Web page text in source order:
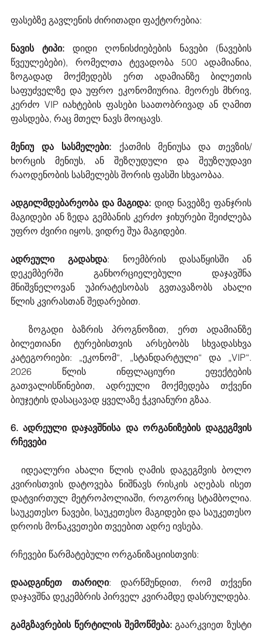
ფასებზე გავლენის ძირითადი ფაქტორებია:
ნავის ტიპი: დიდი ღონისძიებების ნავები (ნავების
წვეულებები), რომელთა ტევადობა 500 ადამიანია,
ზოგადად მოქმედებს ერთ ადამიანზე ბილეთის
საფუძველზე და უფრო ეკონომიურია. მეორეს მხრივ,
კერძო VIP იახტების ფასები საათობრივად ან ღამით
ფასდება, რაც მთელ ნავს მოიცავს.
მენიუ და სასმელები: ქათმის მენიუსა და თევზის/
ხორცის მენიუს, ან შეზღუდული და შეუზღუდავი
რაოდენობის სასმელებს შორის ფასში სხვაობაა.
ადგილმდებარეობა და მაგიდა: დიდ ნავებზე ფანჯრის
მაგიდები ან ზედა გემბანის კერძო ჯიხურები შეიძლება
უფრო ძვირი იყოს, ვიდრე შუა მაგიდები.
ადრეული გადახდა: ნოემბრის დასაწყისში ან
დეკემბერში განხორციელებული დაჯავშნა
მნიშვნელოვან უპირატესობას გვთავაზობს ახალი
წლის კვირასთან შედარებით.
ბილეთიანი ტურებისთვის არსებობს სხვადასხვა
კატეგორიები: „ეკონომ“, „სტანდარტული“ და „VIP“.
2026 წლის ინფლაციური ეფექტების
გათვალისწინებით, ადრეული მოქმედება თქვენი
ბიუჯეტის დასაცავად ყველაზე ჭკვიანური გზაა.
6. ადრეული დაჯავშნისა და ორგანიზების დაგეგმვის
რჩევები
  იდეალური ახალი წლის ღამის დაგეგმვის ბოლო
კვირისთვის დატოვება ნიშნავს რისკის აღებას ისეთ
დატვირთულ მეტროპოლიაში, როგორიც სტამბოლია.
საუკეთესო ნავები, საუკეთესო მაგიდები და საუკეთესო
დროის მონაკვეთები თვეებით ადრე ივსება.
რჩევები წარმატებული ორგანიზაციისთვის:
დაადგინეთ თარიღი: დარწმუნდით, რომ თქვენი
დაჯავშნა დეკემბრის პირველ კვირამდე დასრულდება.
გამგზავრების წერტილის შემოწმება: გაარკვიეთ ზუსტი